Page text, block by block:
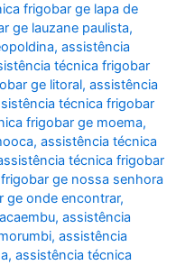
frigobar ge lapa de
ge lauzane paulista,
,assistência
técnica frigobar
ge litoral,assistência
técnica frigobar
frigobar ge moema,
,assistência técnica
técnica frigobar
ge nossa senhora
ge onde encontrar,
,assistência
,assistência
,assistência técnica